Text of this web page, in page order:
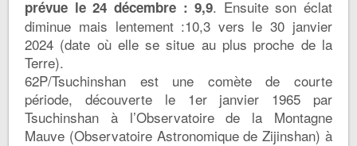
prévue le 24 décembre : 9,9. Ensuite son éclat
diminue mais lentement :10,3 vers le 30 janvier
2024 (date où elle se situe au plus proche de la
Terre).
62P/Tsuchinshan est une comète de courte
période, découverte le 1er janvier 1965 par
Tsuchinshan à l’Observatoire de la Montagne
Mauve (Observatoire Astronomique de Zijinshan) à